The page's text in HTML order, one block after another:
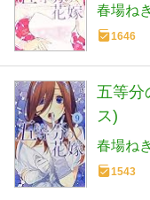
春場ね
1646
五等分
ス)
春場ね
1543